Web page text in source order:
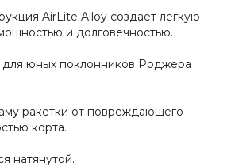
AirLite Alloy создает легкую
и долговечностью.
юных поклонников Роджера
ракетки от повреждающего
корта.
натянутой.